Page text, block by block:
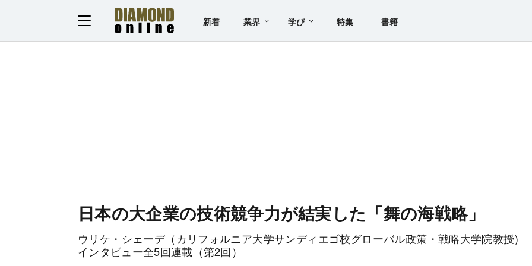
新着 業界 学び 特集 書籍
日本の大企業の技術競争力が結実した「舞の海戦略」
ウリケ・シェーデ（カリフォルニア大学サンディエゴ校グローバル政策・戦略大学院教授)
インタビュー全5回連載（第2回）